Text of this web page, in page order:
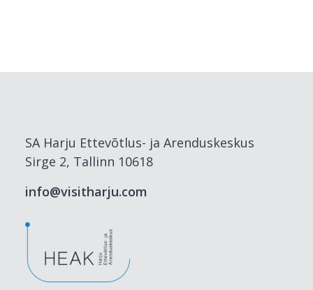
SA Harju Ettevõtlus- ja Arenduskeskus
Sirge 2, Tallinn 10618
info@visitharju.com